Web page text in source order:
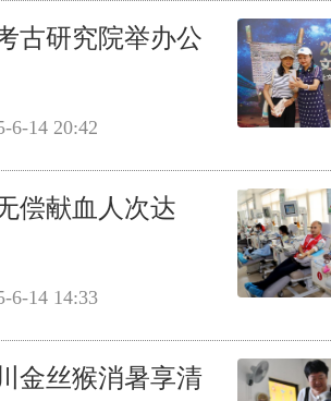
古研究院举办公
6-14 20:42
偿献血人次达
6-14 14:33
金丝猴消暑享清